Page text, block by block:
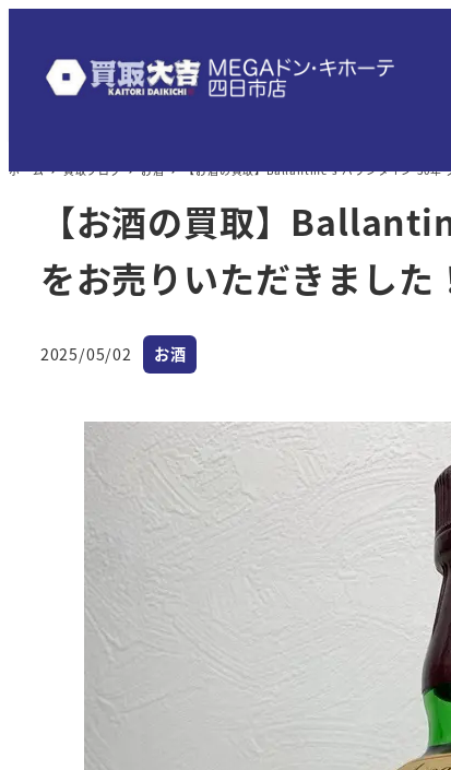
テ
ホーム 買取ブログ お酒 【お酒の買取】Ballantine’s バランタイン 30年
【お酒の買取】
をお売りいただきました
投稿日
2025/05/02 カテゴリー
お酒